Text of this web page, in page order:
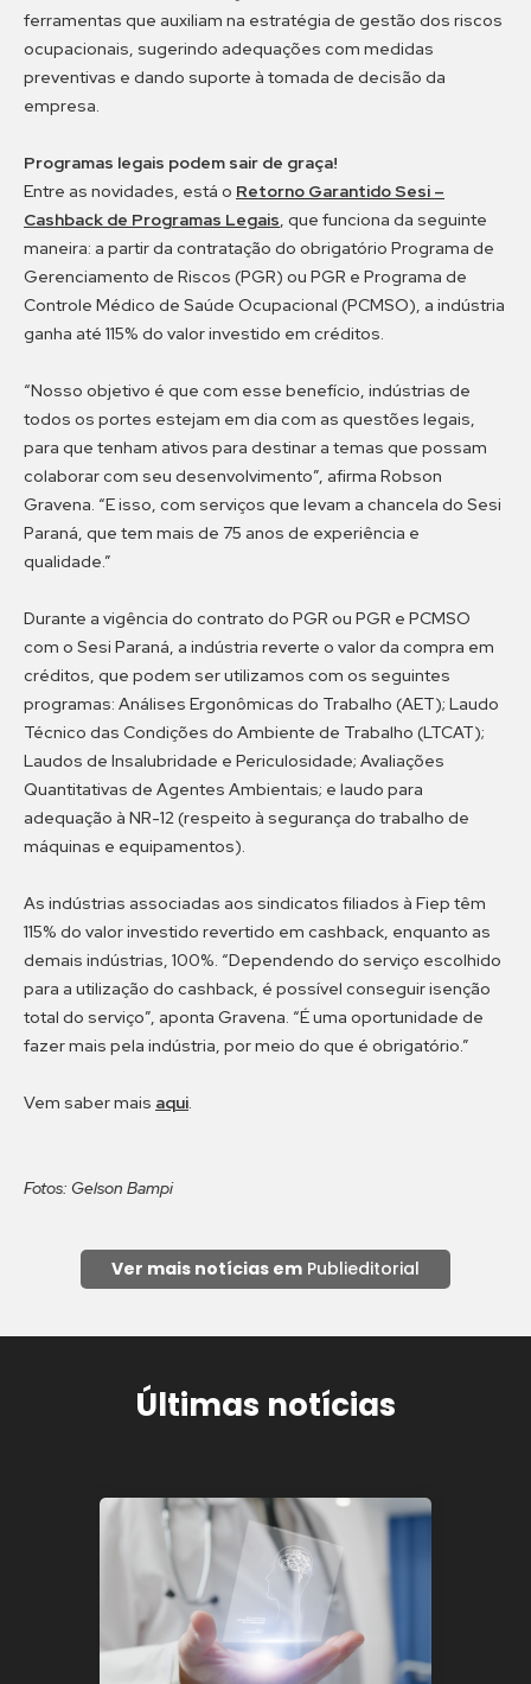
ferramentas que auxiliam na estratégia de gestão dos riscos
ocupacionais, sugerindo adequações com medidas
preventivas e dando suporte à tomada de decisão da
empresa.
Programas legais podem sair de graça!
Entre as novidades, está o Retorno Garantido Sesi –
Cashback de Programas Legais, que funciona da seguinte
maneira: a partir da contratação do obrigatório Programa de
Gerenciamento de Riscos (PGR) ou PGR e Programa de
Controle Médico de Saúde Ocupacional (PCMSO), a indústria
ganha até 115% do valor investido em créditos.
“Nosso objetivo é que com esse benefício, indústrias de
todos os portes estejam em dia com as questões legais,
para que tenham ativos para destinar a temas que possam
colaborar com seu desenvolvimento”, afirma Robson
Gravena. “E isso, com serviços que levam a chancela do Sesi
Paraná, que tem mais de 75 anos de experiência e
qualidade.”
Durante a vigência do contrato do PGR ou PGR e PCMSO
com o Sesi Paraná, a indústria reverte o valor da compra em
créditos, que podem ser utilizamos com os seguintes
programas: Análises Ergonômicas do Trabalho (AET); Laudo
Técnico das Condições do Ambiente de Trabalho (LTCAT);
Laudos de Insalubridade e Periculosidade; Avaliações
Quantitativas de Agentes Ambientais; e laudo para
adequação à NR-12 (respeito à segurança do trabalho de
máquinas e equipamentos).
As indústrias associadas aos sindicatos ​filiados à Fiep têm
115% do valor investido revertido em cashback, enquanto as
demais indústrias, 100%​. “Dependendo do serviço escolhido
para a utilização do cashback, é possível conseguir isenção
total do serviço”, aponta Gravena. “É uma oportunidade de
fazer mais pela indústria, por meio do que é obrigatório.”
Vem saber mais aqui.
Fotos: Gelson Bampi
Ver mais notícias em Publieditorial
Últimas notícias